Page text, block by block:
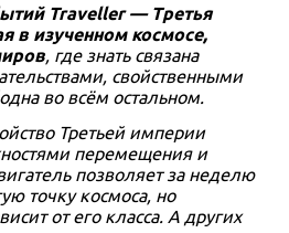
Traveller — Третья
в изученном космосе,
, где знать связана
свойственными
во всём остальном.
Третьей империи
перемещения и
позволяет за неделю
точку космоса, но
от его класса. А других